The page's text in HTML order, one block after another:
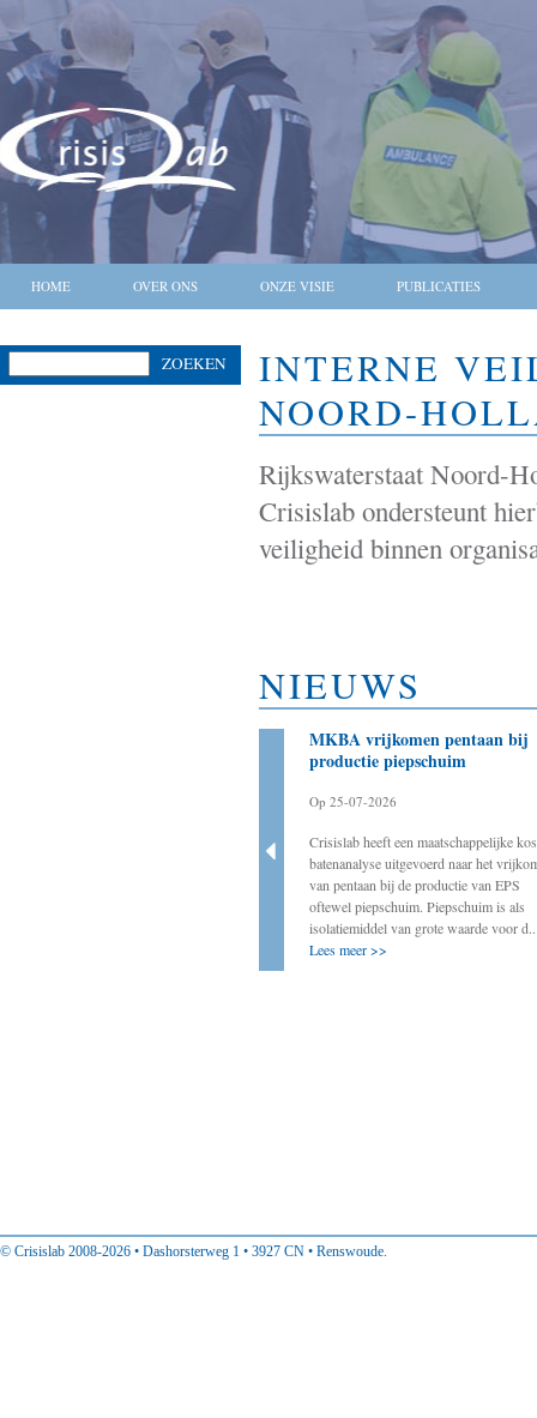
HOME OVER ONS ONZE VISIE PUBLICATIES
ZOEKEN
INTERNE
NOORD-
Rijkswaterstaat Noord-
Crisislab ondersteunt
veiligheid binnen
NIEUWS
Crisislab ondersteunt de werkgroep BOVEN
MKBA vrijkomen pentaan bij
productie piepschuim
Op 25-07-2026
Crisislab heeft een maatschappelijke
batenanalyse uitgevoerd naar het
van pentaan bij de productie van EPS
oftewel piepschuim. Piepschuim is als
isolatiemiddel van grote waarde voor
Lees meer >>
© Crisislab 2008-2026 • Dashorsterweg 1 • 3927 CN • Renswoude.